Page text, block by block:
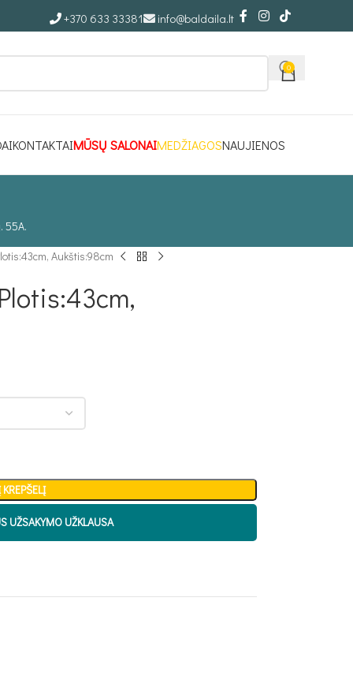
+370 633 33381 info@baldaila.lt
0
KONTAKTAIMŪSŲ SALONAIMEDŽIAGOSNAUJIENOS
55A.
Aukštis:98cm
KREPŠELĮ
UŽSAKYMO UŽKLAUSA